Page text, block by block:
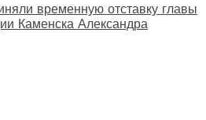
временную отставку главы
Каменска Александра